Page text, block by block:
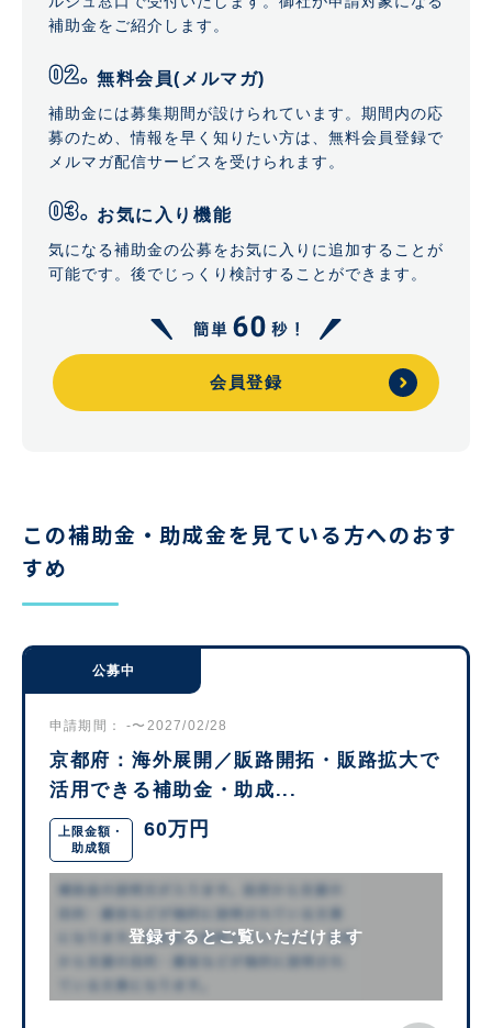
補助金をご紹介します。
無料会員(メルマガ)
補助金には募集期間が設けられています。期間内の応
募のため、情報を早く知りたい方は、無料会員登録で
メルマガ配信サービスを受けられます。
お気に入り機能
気になる補助金の公募をお気に入りに追加することが
可能です。後でじっくり検討することができます。
会員登録
この補助金・助成金を見ている方へのおす
すめ
公募中
申請期間： -〜2027/02/28
京都府：海外展開／販路開拓・販路拡大で
活用できる補助金・助成...
上限金額・
助成額
60万円
登録するとご覧いただけます